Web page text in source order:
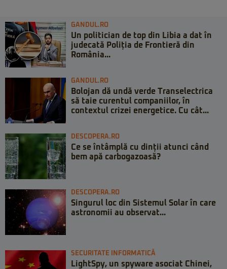
GANDUL.RO
Un politician de top din Libia a dat în
judecată Poliția de Frontieră din
România...
GANDUL.RO
Bolojan dă undă verde Transelectrica
să taie curentul companiilor, în
contextul crizei energetice. Cu cât...
DESCOPERA.RO
Ce se întâmplă cu dinții atunci când
bem apă carbogazoasă?
DESCOPERA.RO
Singurul loc din Sistemul Solar în care
astronomii au observat...
SECURITATE INFORMATICĂ
LightSpy, un spyware asociat Chinei,